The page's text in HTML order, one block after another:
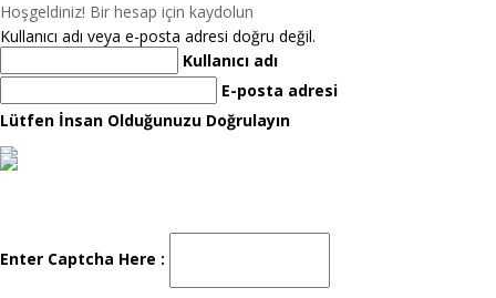
Hoşgeldiniz! Bir hesap için kaydolun
Kullanıcı adı veya e-posta adresi doğru değil.
Kullanıcı adı
E-posta adresi
Lütfen İnsan Olduğunuzu Doğrulayın
Enter Captcha Here :